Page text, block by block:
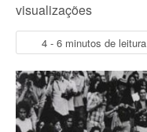
visualizações
4 - 6 minutos de leitura